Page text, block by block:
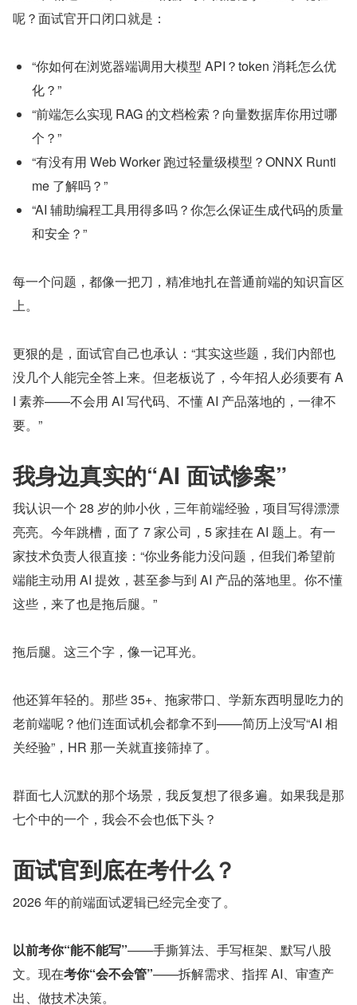
呢？面试官开口闭口就是：
“你如何在浏览器端调用大模型 API？token 消耗怎么优
化？”
“前端怎么实现 RAG 的文档检索？向量数据库你用过哪
个？”
“有没有用 Web Worker 跑过轻量级模型？ONNX Runti
me 了解吗？”
“AI 辅助编程工具用得多吗？你怎么保证生成代码的质量
和安全？”
每一个问题，都像一把刀，精准地扎在普通前端的知识盲区
上。
更狠的是，面试官自己也承认：“其实这些题，我们内部也
没几个人能完全答上来。但老板说了，今年招人必须要有 A
I 素养——不会用 AI 写代码、不懂 AI 产品落地的，一律不
要。”
我身边真实的“AI 面试惨案”
我认识一个 28 岁的帅小伙，三年前端经验，项目写得漂漂
亮亮。今年跳槽，面了 7 家公司，5 家挂在 AI 题上。有一
家技术负责人很直接：“你业务能力没问题，但我们希望前
端能主动用 AI 提效，甚至参与到 AI 产品的落地里。你不懂
这些，来了也是拖后腿。”
拖后腿。这三个字，像一记耳光。
他还算年轻的。那些 35+、拖家带口、学新东西明显吃力的
老前端呢？他们连面试机会都拿不到——简历上没写“AI 相
关经验”，HR 那一关就直接筛掉了。
群面七人沉默的那个场景，我反复想了很多遍。如果我是那
七个中的一个，我会不会也低下头？
面试官到底在考什么？
2026 年的前端面试逻辑已经完全变了。
以前考你“能不能写”——手撕算法、手写框架、默写八股
文。现在考你“会不会管”——拆解需求、指挥 AI、审查产
出、做技术决策。